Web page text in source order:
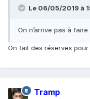
Le 06/05/2019 à
On n’arrive pas à
On fait des réserves
Tramp